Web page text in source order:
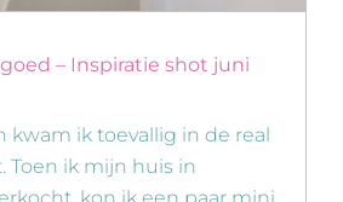
– Inspiratie shot juni
kwam ik toevallig in de real
Toen ik mijn huis in